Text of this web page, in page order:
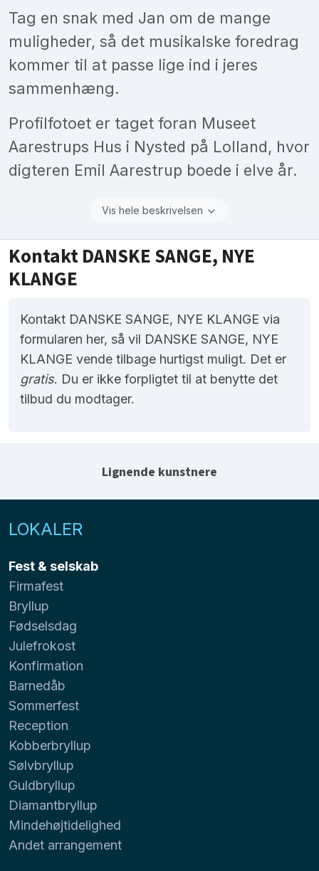
Tag en snak med Jan om de mange
muligheder, så det musikalske foredrag
kommer til at passe lige ind i jeres
sammenhæng.
Profilfotoet er taget foran Museet
Aarestrups Hus i Nysted på Lolland, hvor
digteren Emil Aarestrup boede i elve år.
Vis hele beskrivelsen
Kontakt DANSKE SANGE, NYE
KLANGE
Kontakt DANSKE SANGE, NYE KLANGE via
formularen her, så vil DANSKE SANGE, NYE
KLANGE vende tilbage hurtigst muligt. Det er
gratis. Du er ikke forpligtet til at benytte det
tilbud du modtager.
Lignende kunstnere
LOKALER
Fest & selskab
Firmafest
Bryllup
Fødselsdag
Julefrokost
Konfirmation
Barnedåb
Sommerfest
Reception
Kobberbryllup
Sølvbryllup
Guldbryllup
Diamantbryllup
Mindehøjtidelighed
Andet arrangement